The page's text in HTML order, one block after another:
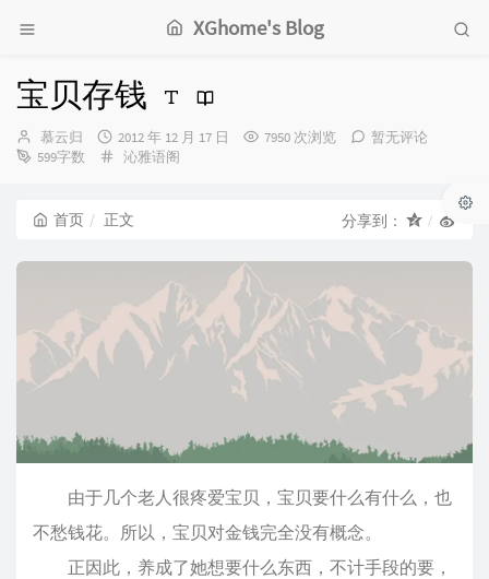
XGhome's Blog
宝贝存钱
博
主：
慕云归
发
布
2012 年 12 月 17 日 7950 次浏览
暂无评论
599字数
分
沁雅语阁
首页 正文 分享到：
由于几个老人很疼爱宝贝，宝贝要什么有什么，也
不愁钱花。所以，宝贝对金钱完全没有概念。
正因此，养成了她想要什么东西，不计手段的要，